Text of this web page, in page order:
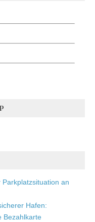
Parkplatzsituation an
Hafen:
Bezahlkarte